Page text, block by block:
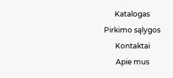
Katalogas
Pirkimo sąlygos
Kontaktai
Apie mus